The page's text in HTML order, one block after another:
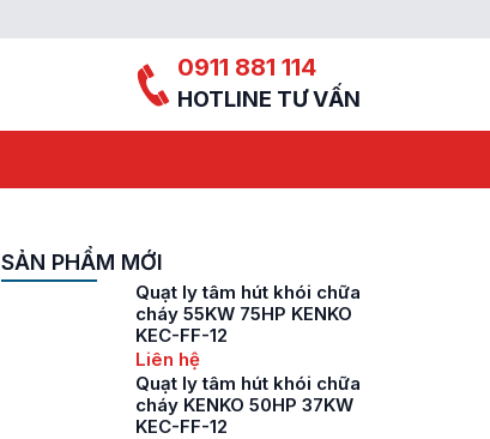
0911 881 114
HOTLINE TƯ VẤN
SẢN PHẨM MỚI
Quạt ly tâm hút khói chữa
cháy 55KW 75HP KENKO
KEC-FF-12
Liên hệ
Quạt ly tâm hút khói chữa
cháy KENKO 50HP 37KW
KEC-FF-12